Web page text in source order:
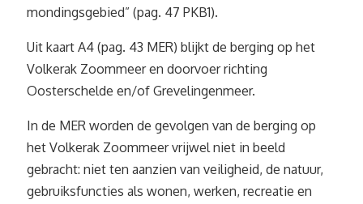
mondingsgebied” (pag. 47 PKB1).
Uit kaart A4 (pag. 43 MER) blijkt de berging op het
Volkerak Zoommeer en doorvoer richting
Oosterschelde en/of Grevelingenmeer.
In de MER worden de gevolgen van de berging op
het Volkerak Zoommeer vrijwel niet in beeld
gebracht: niet ten aanzien van veiligheid, de natuur,
gebruiksfuncties als wonen, werken, recreatie en